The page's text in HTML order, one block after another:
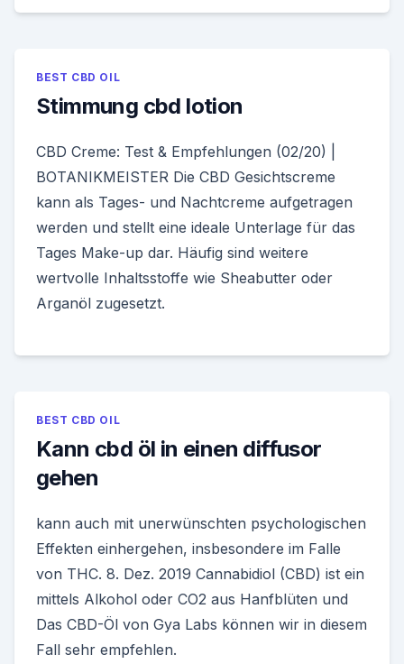
BEST CBD OIL
Stimmung cbd lotion
CBD Creme: Test & Empfehlungen (02/20) |
BOTANIKMEISTER Die CBD Gesichtscreme
kann als Tages- und Nachtcreme aufgetragen
werden und stellt eine ideale Unterlage für das
Tages Make-up dar. Häufig sind weitere
wertvolle Inhaltsstoffe wie Sheabutter oder
Arganöl zugesetzt.
BEST CBD OIL
Kann cbd öl in einen diffusor
gehen
kann auch mit unerwünschten psychologischen
Effekten einhergehen, insbesondere im Falle
von THC. 8. Dez. 2019 Cannabidiol (CBD) ist ein
mittels Alkohol oder CO2 aus Hanfblüten und
Das CBD-Öl von Gya Labs können wir in diesem
Fall sehr empfehlen.